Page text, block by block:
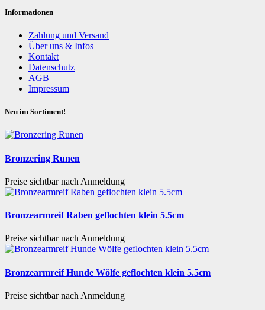
Informationen
Zahlung und Versand
Über uns & Infos
Kontakt
Datenschutz
AGB
Impressum
Neu im Sortiment!
Bronzering Runen
Preise sichtbar nach Anmeldung
Bronzearmreif Raben geflochten klein 5.5cm
Preise sichtbar nach Anmeldung
Bronzearmreif Hunde Wölfe geflochten klein 5.5cm
Preise sichtbar nach Anmeldung